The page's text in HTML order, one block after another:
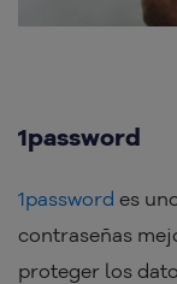
1password
1password es
contraseñas
proteger los